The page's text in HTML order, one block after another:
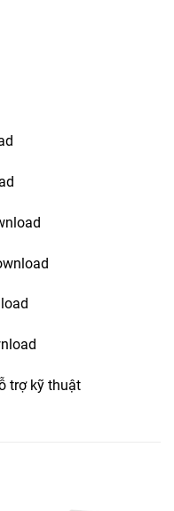
trợ kỹ thuật